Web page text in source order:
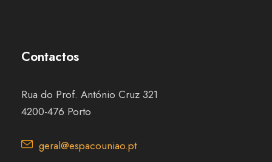
Contactos
Rua do Prof. António Cruz 321
4200-476 Porto
geral@espacouniao.pt